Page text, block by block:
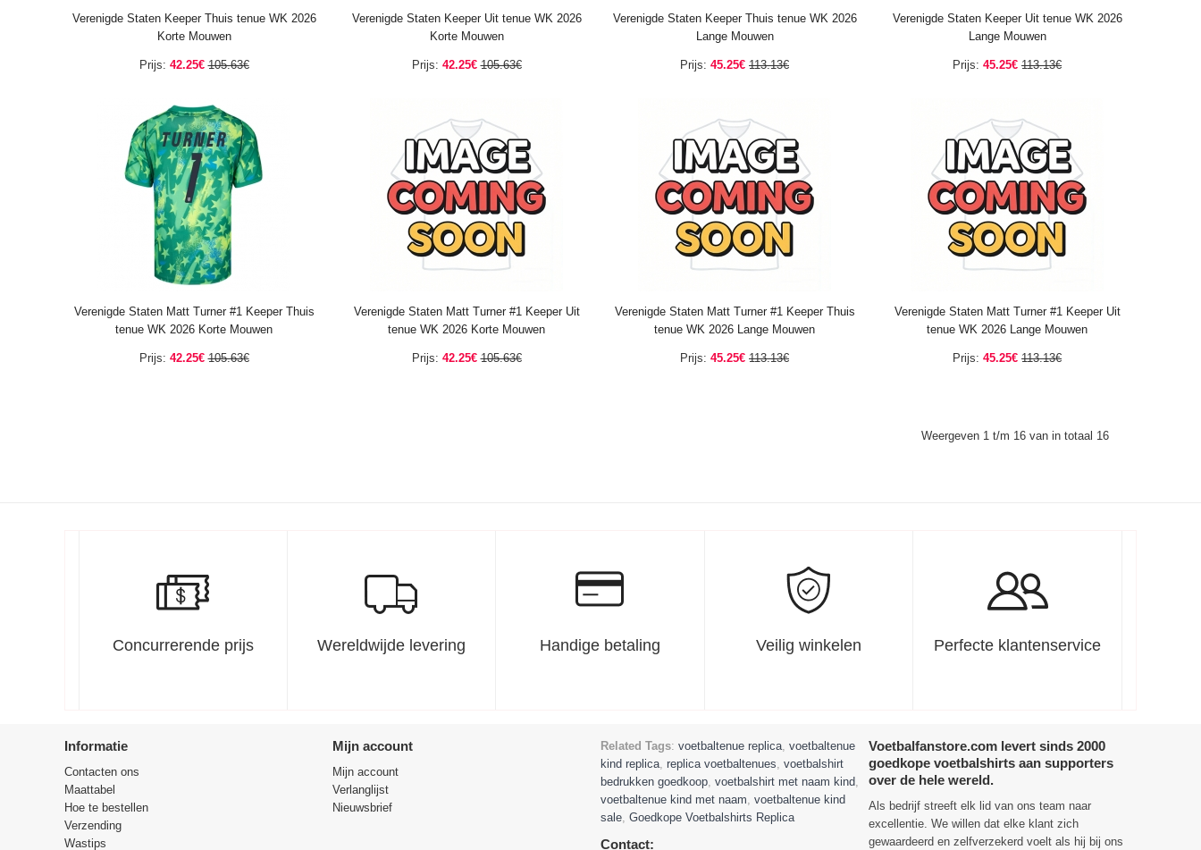
Verenigde Staten Keeper Thuis tenue WK 2026
Korte Mouwen
Prijs: 42.25€ 105.63€
Verenigde Staten Keeper Uit tenue WK 2026
Korte Mouwen
Prijs: 42.25€ 105.63€
Verenigde Staten Keeper Thuis tenue WK 2026
Lange Mouwen
Prijs: 45.25€ 113.13€
Verenigde Staten Keeper Uit tenue WK 2026
Lange Mouwen
Prijs: 45.25€ 113.13€
Verenigde Staten Matt Turner #1 Keeper Thuis
tenue WK 2026 Korte Mouwen
Prijs: 42.25€ 105.63€
Verenigde Staten Matt Turner #1 Keeper Uit
tenue WK 2026 Korte Mouwen
Prijs: 42.25€ 105.63€
Verenigde Staten Matt Turner #1 Keeper Thuis
tenue WK 2026 Lange Mouwen
Prijs: 45.25€ 113.13€
Verenigde Staten Matt Turner #1 Keeper Uit
tenue WK 2026 Lange Mouwen
Prijs: 45.25€ 113.13€
Weergeven 1 t/m 16 van in totaal 16
Concurrerende prijs Wereldwijde levering Handige betaling Veilig winkelen Perfecte klantenservice
Informatie
Contacten ons
Maattabel
Hoe te bestellen
Verzending
Wastips
Mijn account
Mijn account
Verlanglijst
Nieuwsbrief
Related Tags: voetbaltenue replica, voetbaltenue
kind replica, replica voetbaltenues, voetbalshirt
bedrukken goedkoop, voetbalshirt met naam kind,
voetbaltenue kind met naam, voetbaltenue kind
sale, Goedkope Voetbalshirts Replica
Contact:
Voetbalfanstore.com levert sinds 2000
goedkope voetbalshirts aan supporters
over de hele wereld.
Als bedrijf streeft elk lid van ons team naar
excellentie. We willen dat elke klant zich
gewaardeerd en zelfverzekerd voelt als hij bij ons